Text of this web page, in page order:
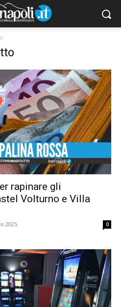
rapinare gli
Volturno e Villa
2025 0